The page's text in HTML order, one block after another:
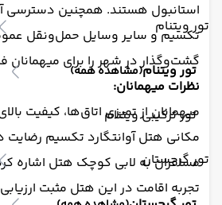
تور ویتنام
تور ویتنام(مشاهده همه)
تور ترکیبی ویتنام
تور گرجستان
استانبول هستند. همچنین دسترسی
تکسیم و سایر وسایل حمل‌ونقل
گشت‌وگذار در شهر را برای میهمانان
نظرات میهمانان:
میهمانان از تمیزی اتاق‌ها، کیفیت
مکانی هتل آوانتگارد تکسیم رضایت
مسافران به لابی کوچک هتل اشاره
تجربه اقامت در این هتل مثبت